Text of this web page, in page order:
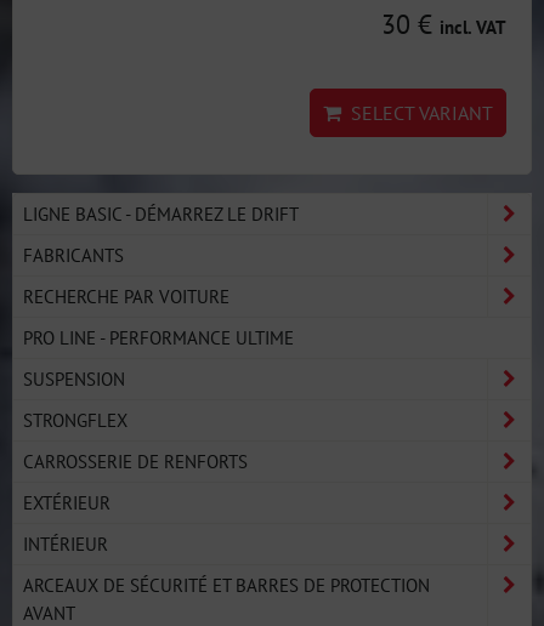
30 € incl. VAT
SELECT VARIANT
LIGNE BASIC - DÉMARREZ LE DRIFT
FABRICANTS
RECHERCHE PAR VOITURE
PRO LINE - PERFORMANCE ULTIME
SUSPENSION
STRONGFLEX
CARROSSERIE DE RENFORTS
EXTÉRIEUR
INTÉRIEUR
ARCEAUX DE SÉCURITÉ ET BARRES DE PROTECTION
AVANT